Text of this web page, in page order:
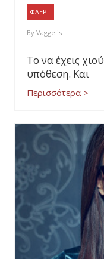
ΦΛΕΡΤ
By Vaggelis
Το να έχεις
υπόθεση. Και
Περισσότερα >